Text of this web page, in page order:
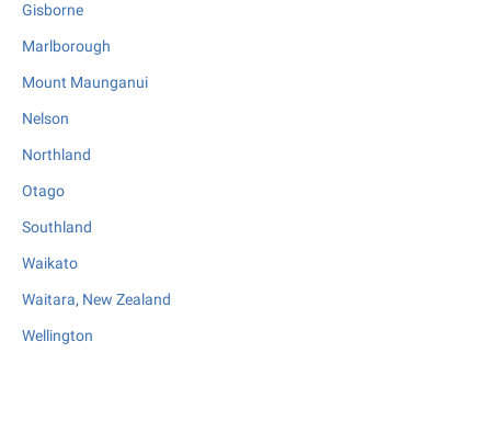
Gisborne
Marlborough
Mount Maunganui
Nelson
Northland
Otago
Southland
Waikato
Waitara, New Zealand
Wellington